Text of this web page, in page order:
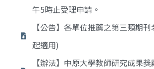
午5時止受理申請。
【公告】各單位推薦之第三類期
起適用)
【辦法】中原大學教師研究成果